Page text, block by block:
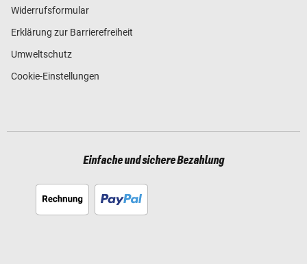
Widerrufsformular
Erklärung zur Barrierefreiheit
Umweltschutz
Cookie-Einstellungen
Einfache und sichere Bezahlung